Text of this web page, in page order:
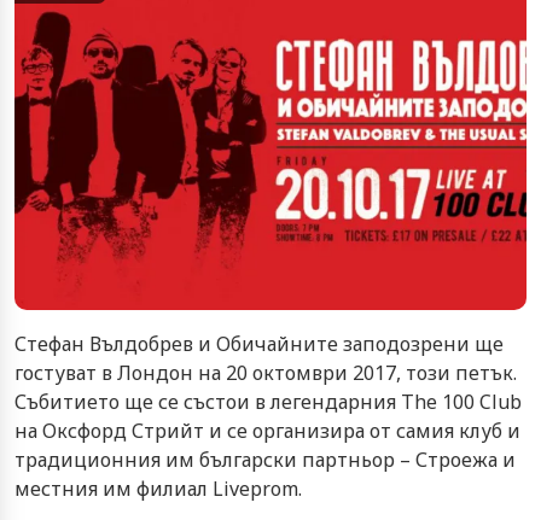
Стефан Вълдобрев и Обичайните заподозрени ще
гостуват в Лондон на 20 октомври 2017, този петък.
Събитието ще се състои в легендарния The 100 Club
на Оксфорд Стрийт и се организира от самия клуб и
традиционния им български партньор – Строежа и
местния им филиал Liveprom.